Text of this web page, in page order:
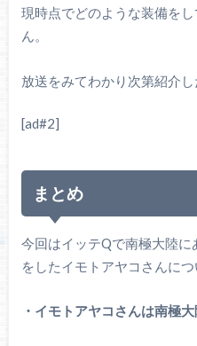
現時点でどのような装備を
ん。
放送をみてわかり次第紹介し
[ad#2]
まとめ
今回はイッテQで南極大陸
をしたイモトアヤコさんにつ
・イモトアヤコさんは南極